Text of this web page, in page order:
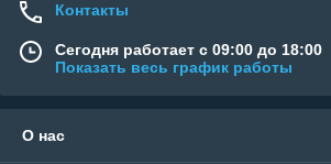
Контакты
Сегодня работает с 09:00 до 18:00
Показать весь график работы
О нас